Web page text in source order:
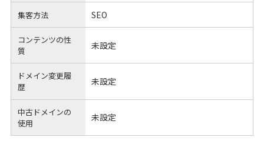
集客方法 SEO
コンテンツの性
質
未設定
ドメイン変更履
歴
未設定
中古ドメインの
使用
未設定